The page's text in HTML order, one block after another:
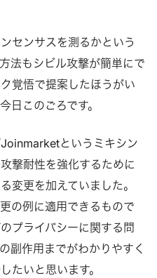
センサスを測るかという
法もシビル攻撃が簡単にで
覚悟で提案したほうがい
日このごろです。
というミキシン
撃耐性を強化するために
変更を加えていました。
の例に適用できるもので
プライバシーに関する問
副作用までがわかりやすく
たいと思います。